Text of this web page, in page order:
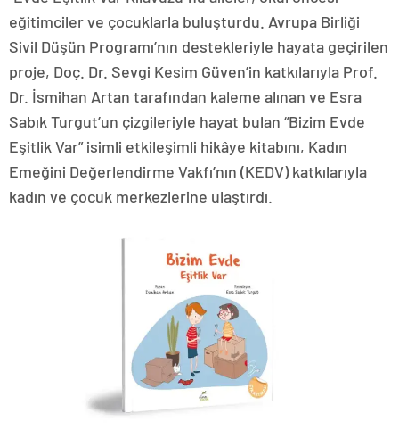
eğitimciler ve çocuklarla buluşturdu. Avrupa Birliği
Sivil Düşün Programı’nın destekleriyle hayata geçirilen
proje, Doç. Dr. Sevgi Kesim Güven’in katkılarıyla Prof.
Dr. İsmihan Artan tarafından kaleme alınan ve Esra
Sabık Turgut’un çizgileriyle hayat bulan “Bizim Evde
Eşitlik Var” isimli etkileşimli hikâye kitabını, Kadın
Emeğini Değerlendirme Vakfı’nın (KEDV) katkılarıyla
kadın ve çocuk merkezlerine ulaştırdı.